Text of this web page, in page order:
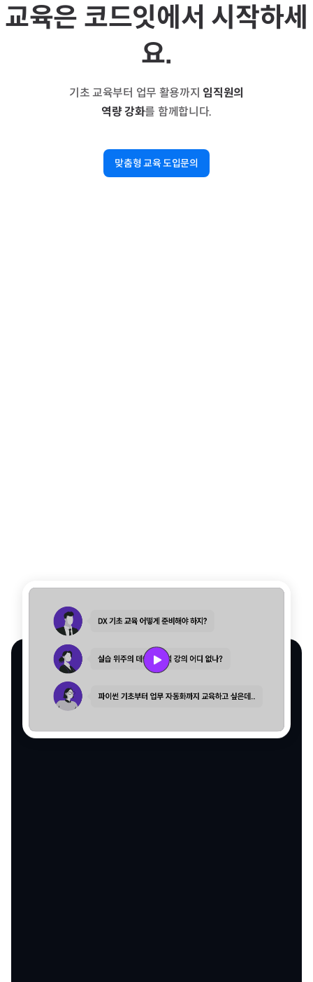
교육은 코드잇에서 시작하세
요.
기초 교육부터 업무 활용까지 임직원의
역량 강화를 함께합니다.
맞춤형 교육 도입문의